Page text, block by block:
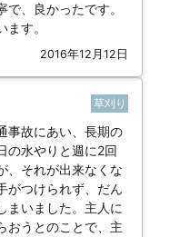
、良かったです。
す。
2016年12月12日
草刈り
事故にあい、長期の
の水やりと週に2回
、それが出来なくな
がつけられず、だん
まいました。主人に
おうとのことで、主